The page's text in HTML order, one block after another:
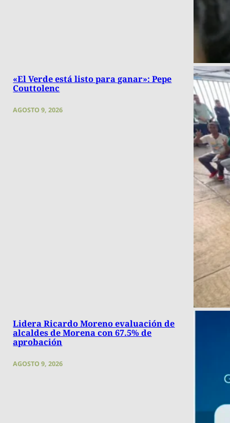
«El Verde está listo para ganar»: Pepe
Couttolenc
AGOSTO 9, 2026
Lidera Ricardo Moreno evaluación de
alcaldes de Morena con 67.5% de
aprobación
AGOSTO 9, 2026